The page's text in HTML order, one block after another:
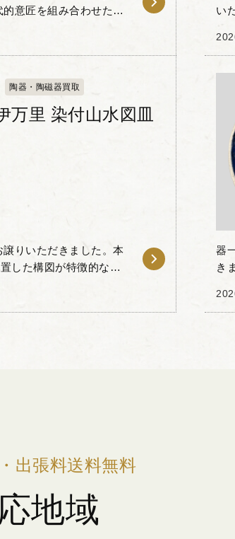
意匠を組み合わせた独
い
け
陶器・陶磁器買取
万里 染付山水図皿
りいただきました。本
した構図が特徴的なお
器
き
主
出張料送料無料
地域